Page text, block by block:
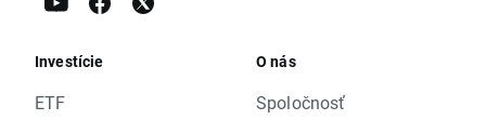
Investície
ETF
O nás
Spoločnosť